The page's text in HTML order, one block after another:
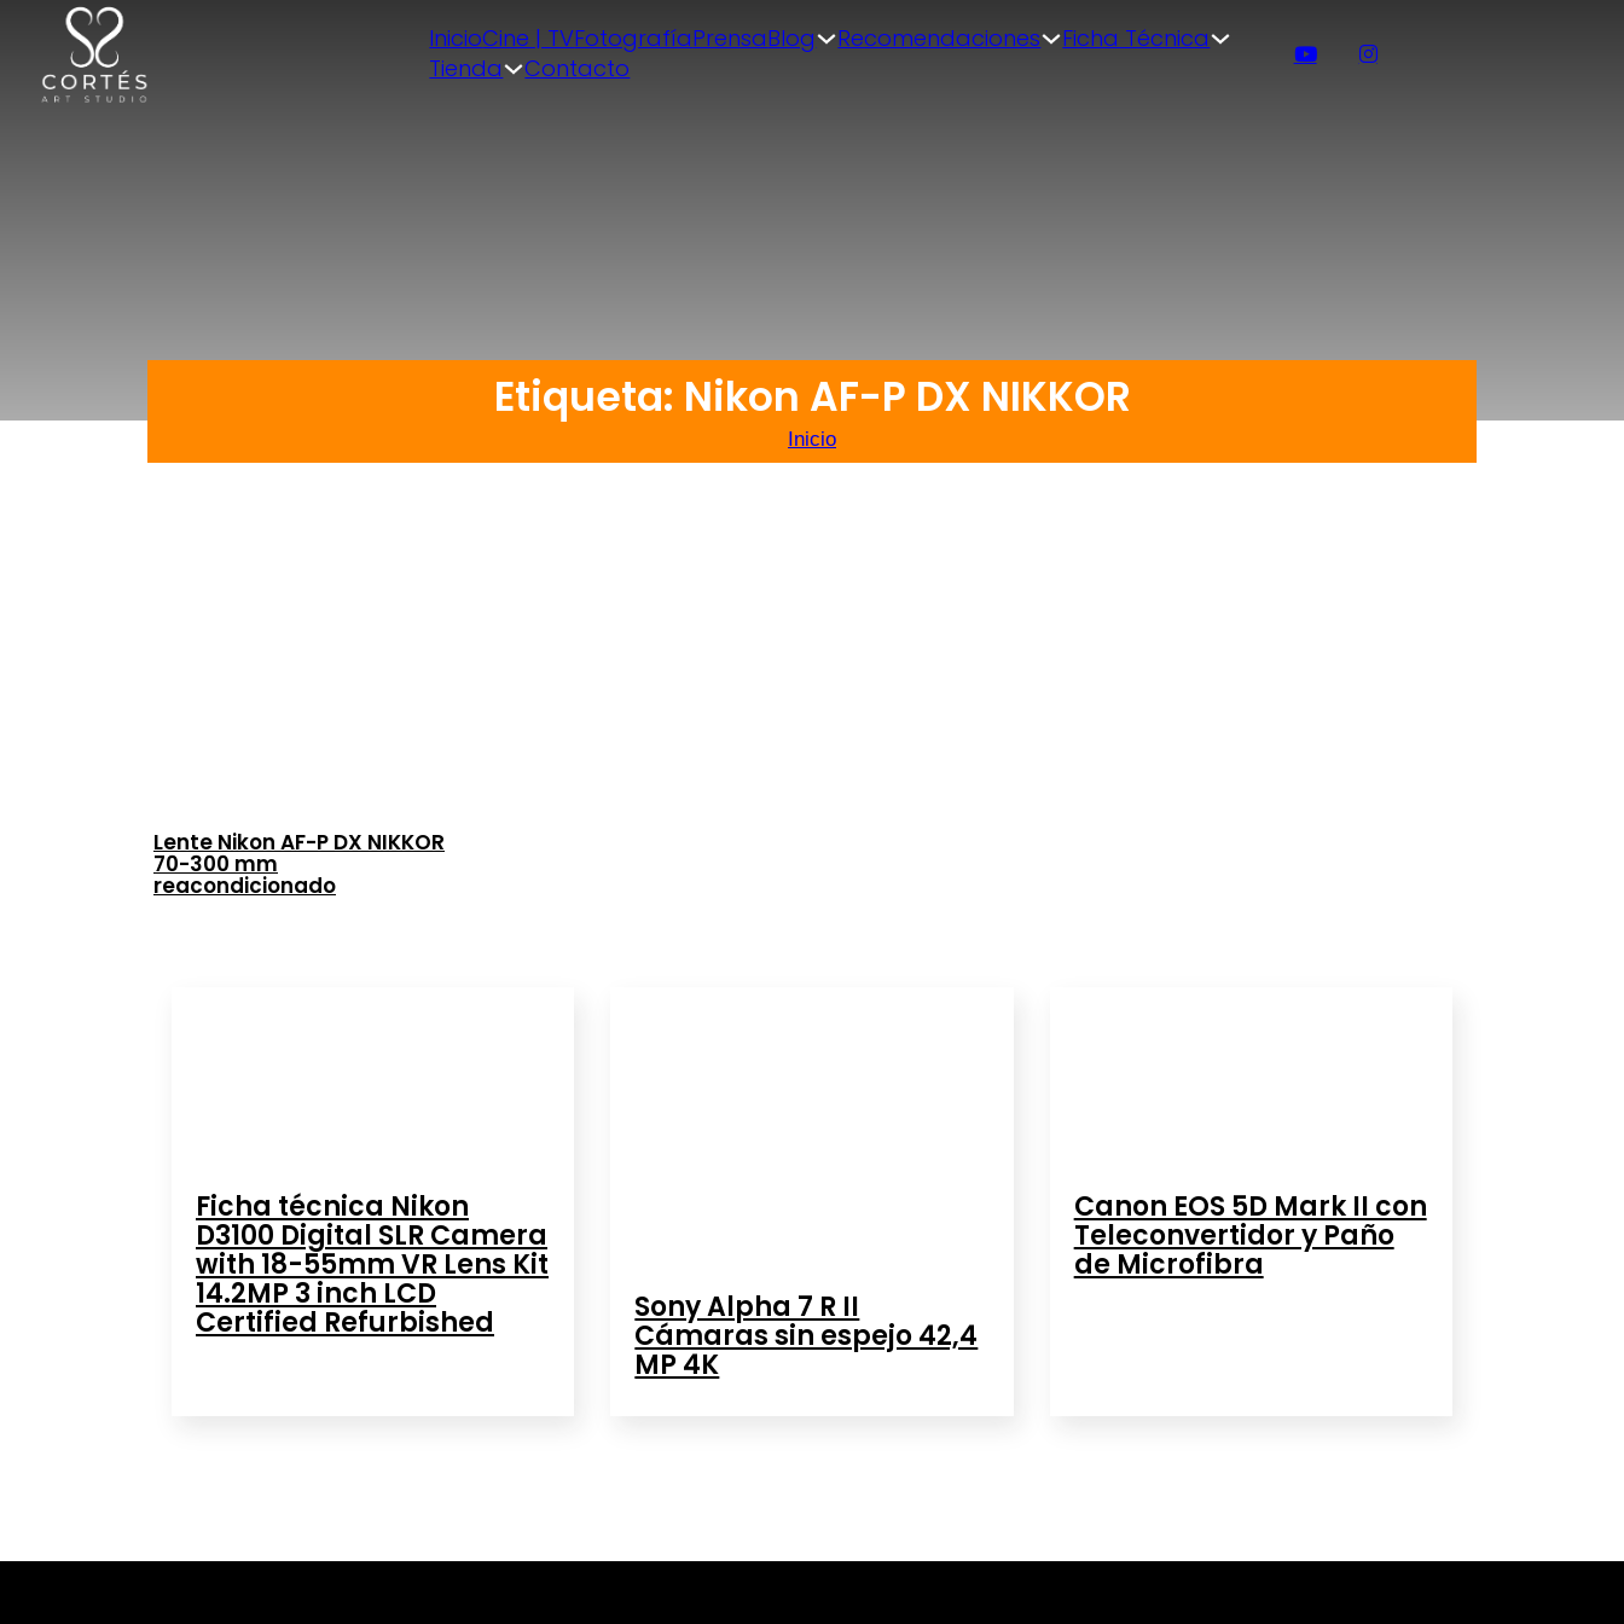
InicioCine | TVFotografíaPrensaBlog Recomendaciones
Ficha Técnica
Tienda
Contacto
Etiqueta: Nikon AF-P DX NIKKOR
Inicio
Lente Nikon AF-P DX NIKKOR
70-300 mm
reacondicionado
Ficha técnica Nikon
D3100 Digital SLR Camera
with 18-55mm VR Lens Kit
14.2MP 3 inch LCD
Certified Refurbished Sony Alpha 7 R II
Cámaras sin espejo 42,4
MP 4K
Canon EOS 5D Mark II con
Teleconvertidor y Paño
de Microfibra